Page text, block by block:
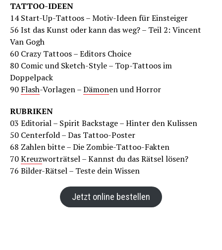
TATTOO-IDEEN
14 Start-Up-Tattoos – Motiv-Ideen für Einsteiger
56 Ist das Kunst oder kann das weg? – Teil 2: Vincent
Van Gogh
60 Crazy Tattoos – Editors Choice
80 Comic und Sketch-Style – Top-Tattoos im
Doppelpack
90 Flash-Vorlagen –Dämonen und Horror
RUBRIKEN
03 Editorial – Spirit Backstage – Hinter den Kulissen
50 Centerfold – Das Tattoo-Poster
68 Zahlen bitte – Die Zombie-Tattoo-Fakten
70Kreuzworträtsel – Kannst du das Rätsel lösen?
76 Bilder-Rätsel – Teste dein Wissen
Jetzt online bestellen